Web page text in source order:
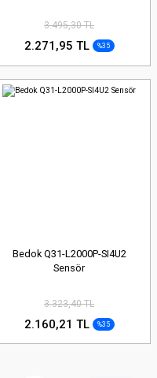
3.495,30 TL
2.271,95 TL %35
Bedok Q31-L2000P-SI4U2
Sensör
3.323,40 TL
2.160,21 TL %35